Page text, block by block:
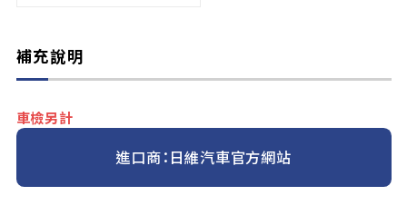
補充說明
車檢另計
進口商：日維汽車官方網站